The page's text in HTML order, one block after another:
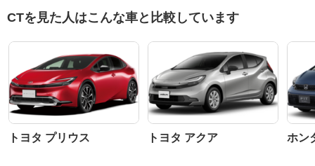
CTを見た人はこんな車と比較しています
トヨタ プリウス トヨタ アクア ホン